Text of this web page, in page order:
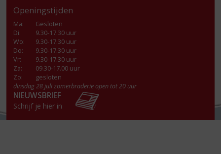
Openingstijden
Ma:
Gesloten
Di:
9.30-17.30 uur
Wo:
9.30-17.30 uur
Do:
9.30-17.30 uur
Vr:
9.30-17.30 uur
Za:
09.30-17.00 uur
Zo:
gesloten
dinsdag 28 juli zomerbraderie open tot 20 uur
NIEUWSBRIEF
Schrijf je hier in